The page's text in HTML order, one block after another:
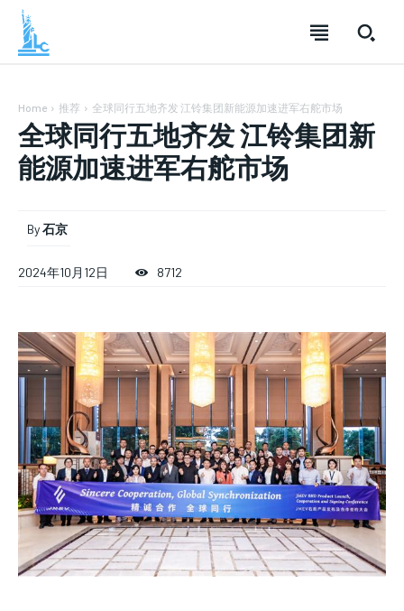
from all across the globe. With any subscription plan,
you get access toexclusive articlesthat let you
stay ahead of the curve.
Your Profile
NEWS LIFESTYLE PUBLIC OPINION
across the globe. With any subscription plan, you get access
toexclusive articlesthat let you stay ahead of the curve.
Your Profile
NEWS LIFESTYLE PUBLIC OPINION
across the globe. With any subscription plan, you get access
toexclusive articlesthat let you stay ahead of the curve.
Your Profile
NEWS LIFESTYLE PUBLIC OPINION
Home 推荐 全球同行五地齐发 江铃集团新能源加速进军右舵市场
全球同行五地齐发 江铃集团新
能源加速进军右舵市场
By石京
2024年10月12日 8712